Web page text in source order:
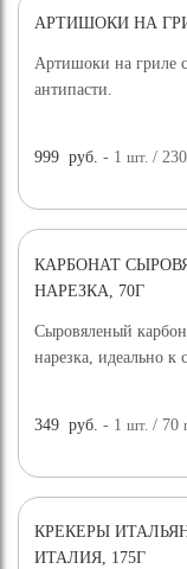
АРТИШОКИ НА
Артишоки на гриле
антипасти.
999 руб. - 1шт. /
КАРБОНАТ
НАРЕЗКА, 70Г
Сыровяленый
нарезка, идеально к
349 руб. - 1шт. / 70
КРЕКЕРЫ
ИТАЛИЯ, 175Г